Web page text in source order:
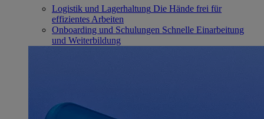
Logistik und Lagerhaltung Die Hände frei für
effizientes Arbeiten
Onboarding und Schulungen Schnelle Einarbeitung
und Weiterbildung